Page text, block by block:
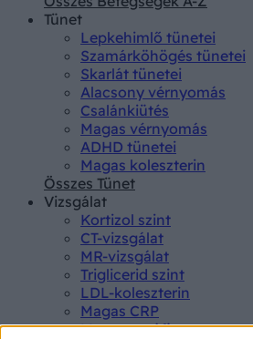
Tünet
Lepkehimlő tünetei
Szamárköhögés tünetei
Skarlát tünetei
Alacsony vérnyomás
Csalánkiütés
Magas vérnyomás
ADHD tünetei
Magas koleszterin
Összes Tünet
Vizsgálat
Kortizol szint
CT-vizsgálat
MR-vizsgálat
Triglicerid szint
LDL-koleszterin
Magas CRP
Mammográfia